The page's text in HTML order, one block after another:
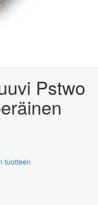
Pstwo
tuotteen